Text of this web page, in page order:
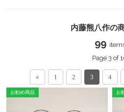
内藤熊八作の
99
Page 3 of
« 1 2 3 4
お勧め商品 お